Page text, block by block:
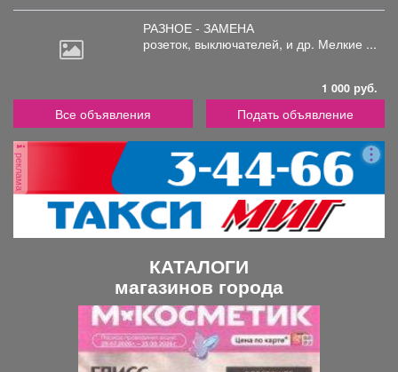
РАЗНОЕ - ЗАМЕНА
розеток, выключателей, и др. Мелкие ...
1 000 руб.
Все объявления Подать объявление
реклама
КАТАЛОГИ
магазинов города